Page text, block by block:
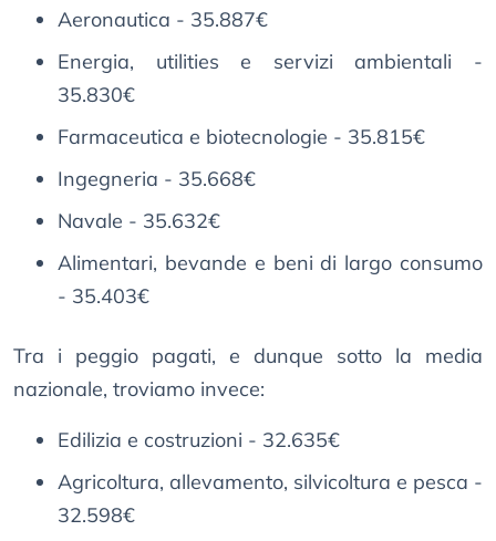
Aeronautica - 35.887€
Energia, utilities e servizi ambientali -
35.830€
Farmaceutica e biotecnologie - 35.815€
Ingegneria - 35.668€
Navale - 35.632€
Alimentari, bevande e beni di largo consumo
- 35.403€
Tra i peggio pagati, e dunque sotto la media
nazionale, troviamo invece:
Edilizia e costruzioni - 32.635€
Agricoltura, allevamento, silvicoltura e pesca -
32.598€